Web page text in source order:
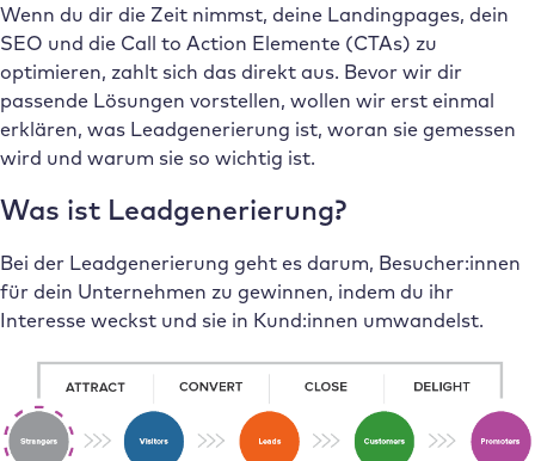
Wenn du dir die Zeit nimmst, deine Landingpages, dein
SEO und die Call to Action Elemente (CTAs) zu
optimieren, zahlt sich das direkt aus. Bevor wir dir
passende Lösungen vorstellen, wollen wir erst einmal
erklären, was Leadgenerierung ist, woran sie gemessen
wird und warum sie so wichtig ist.
Was ist Leadgenerierung?
Bei der Leadgenerierung geht es darum, Besucher:innen
für dein Unternehmen zu gewinnen, indem du ihr
Interesse weckst und sie in Kund:innen umwandelst.